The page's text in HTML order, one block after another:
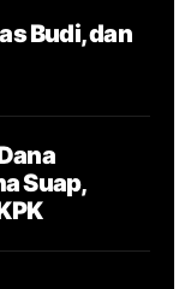
Budi, dan
Suap,